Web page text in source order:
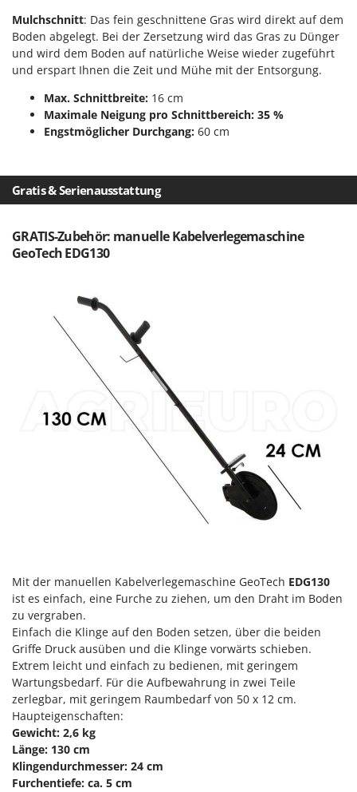
WIDU
Wiper EcoRobot
Wolf Garten
Worx
Z
Zanon
Zephir
ZGrills
Zomax
Mulchschnitt: Das fein geschnittene Gras wird direkt auf dem
Boden abgelegt. Bei der Zersetzung wird das Gras zu Dünger
und wird dem Boden auf natürliche Weise wieder zugeführt
und erspart Ihnen die Zeit und Mühe mit der Entsorgung.
Max. Schnittbreite: 16 cm
Maximale Neigung pro Schnittbereich: 35 %
Engstmöglicher Durchgang: 60 cm
Gratis & Serienausstattung
GRATIS-Zubehör: manuelle Kabelverlegemaschine
GeoTech EDG130
Mit der manuellen Kabelverlegemaschine GeoTech EDG130
ist es einfach, eine Furche zu ziehen, um den Draht im Boden
zu vergraben.
Einfach die Klinge auf den Boden setzen, über die beiden
Griffe Druck ausüben und die Klinge vorwärts schieben.
Extrem leicht und einfach zu bedienen, mit geringem
Wartungsbedarf. Für die Aufbewahrung in zwei Teile
zerlegbar, mit geringem Raumbedarf von 50 x 12 cm.
Haupteigenschaften:
Gewicht: 2,6 kg
Länge: 130 cm
Klingendurchmesser: 24 cm
Furchentiefe: ca. 5 cm